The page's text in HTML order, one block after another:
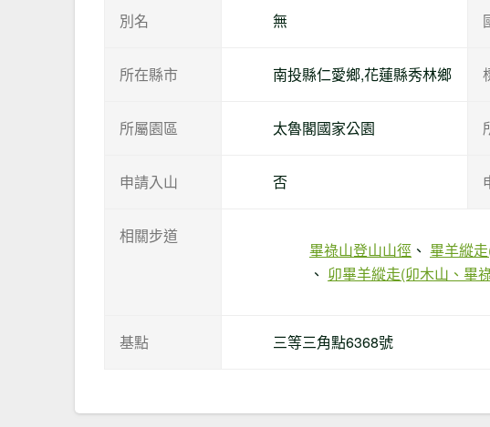
別名 無
所在縣市 南投縣仁愛鄉,花蓮縣秀林鄉
所屬園區 太魯閣國家公園
申請入山 否
相關步道
畢祿山登山山徑
畢羊縱
卯畢羊縱走(卯木山、畢
基點 三等三角點6368號